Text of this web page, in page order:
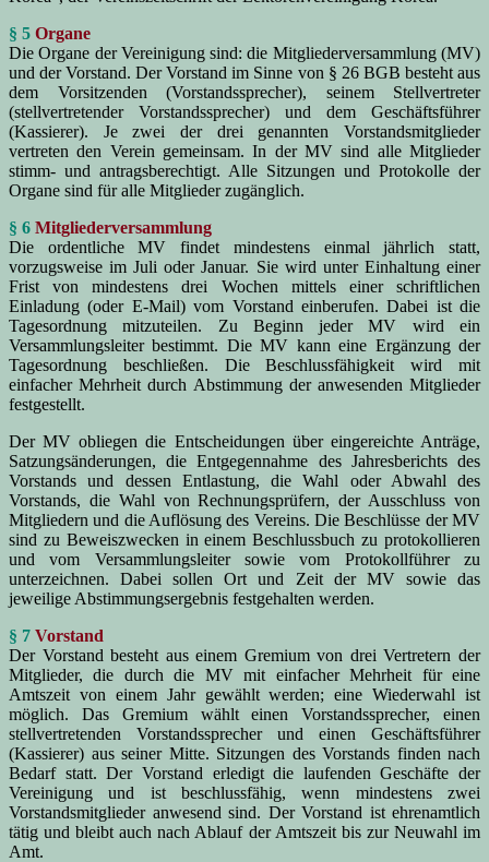
§ 5 Organe
Die Organe der Vereinigung sind: die Mitgliederversammlung (MV)
und der Vorstand. Der Vorstand im Sinne von § 26 BGB besteht aus
dem Vorsitzenden (Vorstandssprecher), seinem Stellvertreter
(stellvertretender Vorstandssprecher) und dem Geschäftsführer
(Kassierer). Je zwei der drei genannten Vorstandsmitglieder
vertreten den Verein gemeinsam. In der MV sind alle Mitglieder
stimm- und antragsberechtigt. Alle Sitzungen und Protokolle der
Organe sind für alle Mitglieder zugänglich.
§ 6 Mitgliederversammlung
Die ordentliche MV findet mindestens einmal jährlich statt,
vorzugsweise im Juli oder Januar. Sie wird unter Einhaltung einer
Frist von mindestens drei Wochen mittels einer schriftlichen
Einladung (oder E-Mail) vom Vorstand einberufen. Dabei ist die
Tagesordnung mitzuteilen. Zu Beginn jeder MV wird ein
Versammlungsleiter bestimmt. Die MV kann eine Ergänzung der
Tagesordnung beschließen. Die Beschlussfähigkeit wird mit
einfacher Mehrheit durch Abstimmung der anwesenden Mitglieder
festgestellt.
Der MV obliegen die Entscheidungen über eingereichte Anträge,
Satzungsänderungen, die Entgegennahme des Jahresberichts des
Vorstands und dessen Entlastung, die Wahl oder Abwahl des
Vorstands, die Wahl von Rechnungsprüfern, der Ausschluss von
Mitgliedern und die Auflösung des Vereins. Die Beschlüsse der MV
sind zu Beweiszwecken in einem Beschlussbuch zu protokollieren
und vom Versammlungsleiter sowie vom Protokollführer zu
unterzeichnen. Dabei sollen Ort und Zeit der MV sowie das
jeweilige Abstimmungsergebnis festgehalten werden.
§ 7 Vorstand
Der Vorstand besteht aus einem Gremium von drei Vertretern der
Mitglieder, die durch die MV mit einfacher Mehrheit für eine
Amtszeit von einem Jahr gewählt werden; eine Wiederwahl ist
möglich. Das Gremium wählt einen Vorstandssprecher, einen
stellvertretenden Vorstandssprecher und einen Geschäftsführer
(Kassierer) aus seiner Mitte. Sitzungen des Vorstands finden nach
Bedarf statt. Der Vorstand erledigt die laufenden Geschäfte der
Vereinigung und ist beschlussfähig, wenn mindestens zwei
Vorstandsmitglieder anwesend sind. Der Vorstand ist ehrenamtlich
tätig und bleibt auch nach Ablauf der Amtszeit bis zur Neuwahl im
Amt.